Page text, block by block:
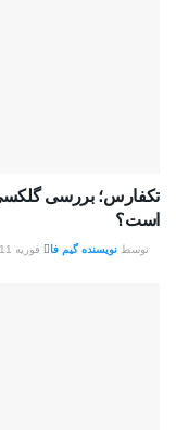
است؟
توسط نویسنده گیم فا فوریه 11, 2025